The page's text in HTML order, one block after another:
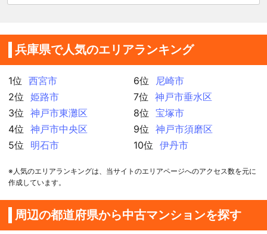
兵庫県で人気のエリアランキング
1位
西宮市
2位
姫路市
3位
神戸市東灘区
4位
神戸市中央区
5位
明石市
6位
尼崎市
7位
神戸市垂水区
8位
宝塚市
9位
神戸市須磨区
10位
伊丹市
※人気のエリアランキングは、当サイトのエリアページへのアクセス数を元に
作成しています。
周辺の都道府県から中古マンションを探す